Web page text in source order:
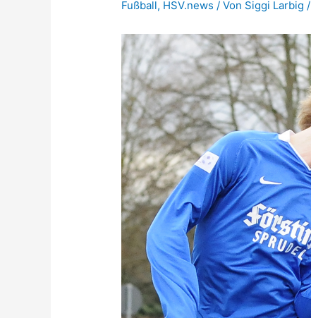
Fußball, HSV.news / Von Siggi Larbig/